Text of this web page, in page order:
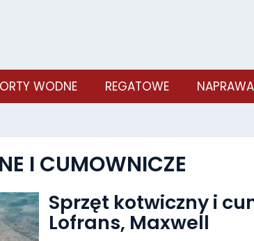
WODNE REGATOWE
I CUMOWNICZE
Sprzęt kotwiczny i
Lofrans, Maxwell